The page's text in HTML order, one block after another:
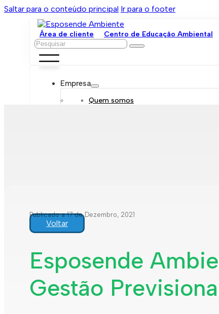
Saltar para o conteúdo principal Ir para o footer
Área de cliente Centro de Educação Ambiental
Pesquisar
Empresa
Quem somos
Recolha de resíduos
Comunicação de leituras
Rede de abastecimento de água
Rede de águas residuais
Rede de águas pluviais
Limpeza urbana
Gestão de resíduos
Publicado a 17 de Dezembro, 2021
Voltar
Esposende
Gestão